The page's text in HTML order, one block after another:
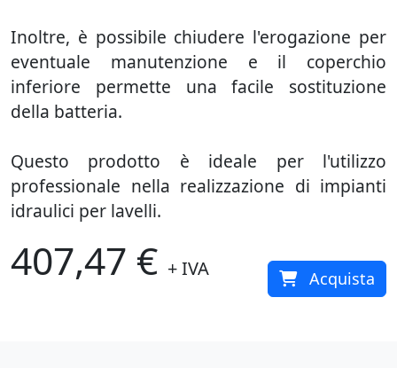
Inoltre, è possibile chiudere l'erogazione per
eventuale manutenzione e il coperchio
inferiore permette una facile sostituzione
della batteria.
Questo prodotto è ideale per l'utilizzo
professionale nella realizzazione di impianti
idraulici per lavelli.
407,47 € + IVA Acquista